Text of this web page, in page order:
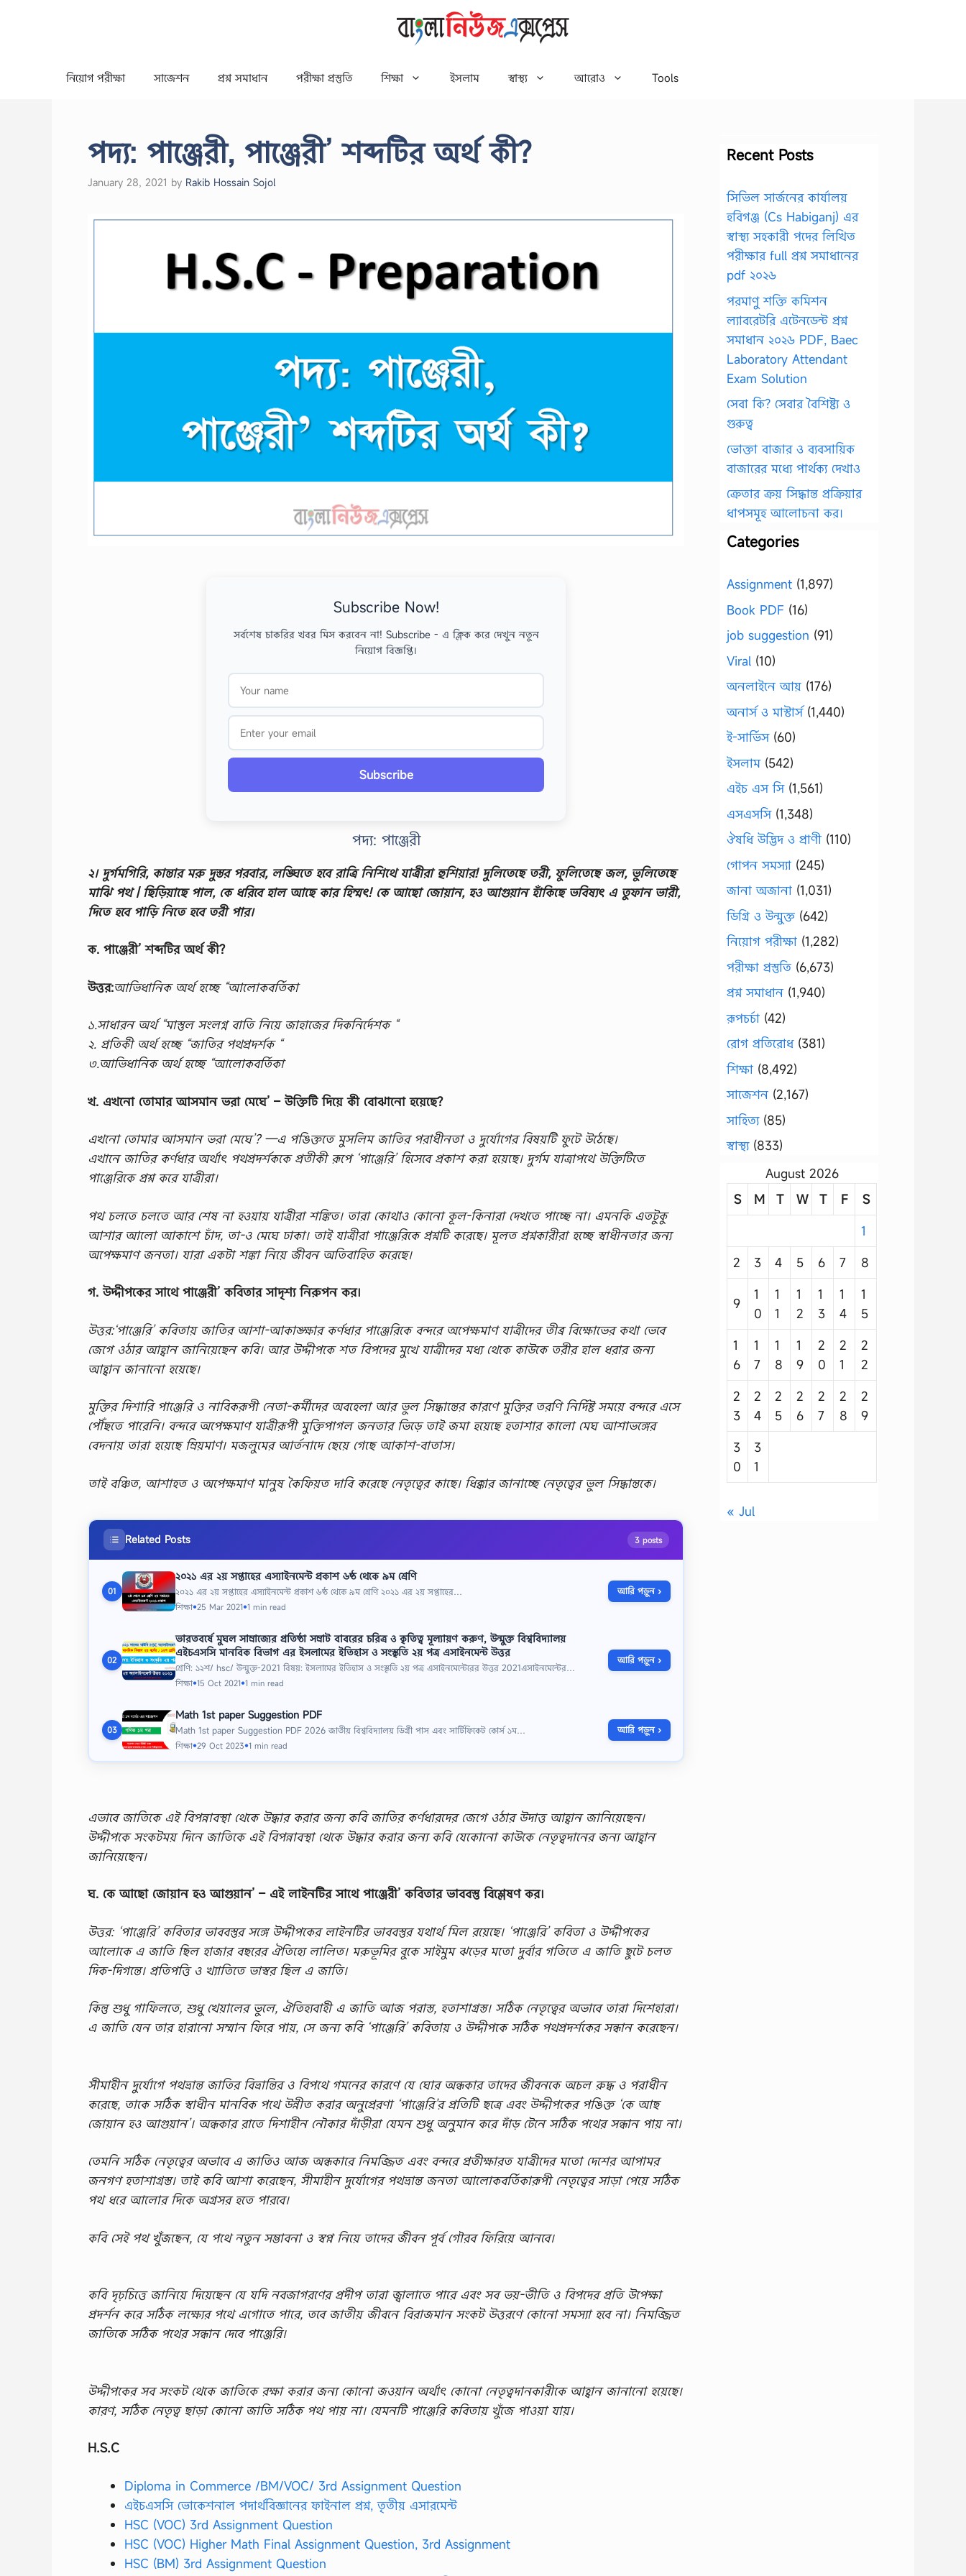
নিয়োগ পরীক্ষা সাজেশন প্রশ্ন সমাধান পরীক্ষা প্রস্তুতি শিক্ষা ইসলাম স্বাস্থ্য আরোও Tools
পদ্য: পাঞ্জেরী, পাঞ্জেরী’ শব্দটির অর্থ কী?
January 28, 2021 by Rakib Hossain Sojol
Subscribe Now!
সর্বশেষ চাকরির খবর মিস করবেন না! Subscribe - এ ক্লিক করে দেখুন নতুন
নিয়োগ বিজ্ঞপ্তি।
Subscribe
পদ্য: পাঞ্জেরী
২। দুর্গমগিরি, কান্তার মরু দুস্তর পরবার, লঙ্ঘিতে হবে রাত্রি নিশিথে যাত্রীরা হুশিয়ার! দুলিতেছে তরী, ফুলিতেছে জল, ভুলিতেছে
মাঝি পথ | ছিড়িয়াছে পাল, কে ধরিবে হাল আছে কার হিম্মৎ! কে আছাে জোয়ান, হও আগুয়ান হাঁকিছে ভবিষ্যৎ এ তুফান ভারী,
দিতে হবে পাড়ি নিতে হবে তরী পার।
ক. পাঞ্জেরী’ শব্দটির অর্থ কী?
উত্তর:আভিধানিক অর্থ হচ্ছে “আলোকবর্তিকা
১.সাধারন অর্থ “মাস্তুল সংলগ্ন বাতি নিয়ে জাহাজের দিকনির্দেশক “
২. প্রতিকী অর্থ হচ্ছে “জাতির পথপ্রদর্শক “
৩.আভিধানিক অর্থ হচ্ছে “আলোকবর্তিকা
খ. এখনাে তােমার আসমান ভরা মেঘে’ – উক্তিটি দিয়ে কী বােঝানাে হয়েছে?
এখনো তোমার আসমান ভরা মেঘে’? —এ পঙিক্ততে মুসলিম জাতির পরাধীনতা ও দুর্যোগের বিষয়টি ফুটে উঠেছে।
এখানে জাতির কর্ণধার অর্থাৎ পথপ্রদর্শককে প্রতীকী রূপে ‘পাঞ্জেরি’ হিসেবে প্রকাশ করা হয়েছে। দুর্গম যাত্রাপথে উক্তিটিতে
পাঞ্জেরিকে প্রশ্ন করে যাত্রীরা।
পথ চলতে চলতে আর শেষ না হওয়ায় যাত্রীরা শঙ্কিত। তারা কোথাও কোনো কূল-কিনারা দেখতে পাচ্ছে না। এমনকি এতটুকু
আশার আলো আকাশে চাঁদ, তা-ও মেঘে ঢাকা। তাই যাত্রীরা পাঞ্জেরিকে প্রশ্নটি করেছে। মূলত প্রশ্নকারীরা হচ্ছে স্বাধীনতার জন্য
অপেক্ষমাণ জনতা। যারা একটা শঙ্কা নিয়ে জীবন অতিবাহিত করেছে।
গ. উদ্দীপকের সাথে পাঞ্জেরী’ কবিতার সাদৃশ্য নিরুপন কর।
উত্তর:‘পাঞ্জেরি’ কবিতায় জাতির আশা-আকাঙ্ক্ষার কর্ণধার পাঞ্জেরিকে বন্দরে অপেক্ষমাণ যাত্রীদের তীব্র বিক্ষোভের কথা ভেবে
জেগে ওঠার আহ্বান জানিয়েছেন কবি। আর উদ্দীপকে শত বিপদের মুখে যাত্রীদের মধ্য থেকে কাউকে তরীর হাল ধরার জন্য
আহ্বান জানানো হয়েছে।
মুক্তির দিশারি পাঞ্জেরি ও নাবিকরূপী নেতা-কর্মীদের অবহেলা আর ভুল সিদ্ধান্তের কারণে মুক্তির তরণি নির্দিষ্ট সময়ে বন্দরে এসে
পৌঁছতে পারেনি। বন্দরে অপেক্ষমাণ যাত্রীরূপী মুক্তিপাগল জনতার ভিড়ে তাই জমা হয়েছে হতাশার কালো মেঘ আশাভঙ্গের
বেদনায় তারা হয়েছে ম্রিয়মাণ। মজলুমের আর্তনাদে ছেয়ে গেছে আকাশ-বাতাস।
তাই বঞ্চিত, আশাহত ও অপেক্ষমাণ মানুষ কৈফিয়ত দাবি করেছে নেতৃত্বের কাছে। ধিক্কার জানাচ্ছে নেতৃত্বের ভুল সিদ্ধান্তকে।
Related Posts 3 posts
01
২০২১ এর ২য় সপ্তাহের এস্যাইনমেন্ট প্রকাশ ৬ষ্ঠ থেকে ৯ম শ্রেণি
২০২১ এর ২য় সপ্তাহের এস্যাইনমেন্ট প্রকাশ ৬ষ্ঠ থেকে ৯ম শ্রেণি ২০২১ এর ২য় সপ্তাহের…
শিক্ষা●25 Mar 2021●1 min read
আরি পড়ুন ›
02
ভারতবর্ষে মুঘল সাম্রাজ্যের প্রতিষ্ঠা সম্রাট বাবরের চরিত্র ও কৃতিত্ব মূল্যায়ণ করুণ, উন্মুক্ত বিশ্ববিদ্যালয়
এইচএসসি মানবিক বিভাগ এর ইসলামের ইতিহাস ও সংস্কৃতি ২য় পত্র এসাইনমেন্ট উত্তর
শ্রেণি: ১২শ/ hsc/ উন্মুক্ত-2021 বিষয়: ইসলামের ইতিহাস ও সংস্কৃতি ২য় পত্র এসাইনমেন্টেরের উত্তর 2021এসাইনমেন্টের…
শিক্ষা●15 Oct 2021●1 min read
আরি পড়ুন ›
03
Math 1st paper Suggestion PDF
Math 1st paper Suggestion PDF 2026 জাতীয় বিশ্ববিদ্যালয় ডিগ্রী পাস এবং সার্টিফিকেট কোর্স ১ম…
শিক্ষা●29 Oct 2023●1 min read
আরি পড়ুন ›
এভাবে জাতিকে এই বিপন্নাবস্থা থেকে উদ্ধার করার জন্য কবি জাতির কর্ণধারদের জেগে ওঠার উদাত্ত আহ্বান জানিয়েছেন।
উদ্দীপকে সংকটময় দিনে জাতিকে এই বিপন্নাবস্থা থেকে উদ্ধার করার জন্য কবি যেকোনো কাউকে নেতৃত্বদানের জন্য আহ্বান
জানিয়েছেন।
ঘ. কে আছাে জোয়ান হও আগুয়ান’ – এই লাইনটির সাথে পাঞ্জেরী’ কবিতার ভাববস্তু বিশ্লেষণ কর।
উত্তর: ‘পাঞ্জেরি’ কবিতার ভাববস্তুর সঙ্গে উদ্দীপকের লাইনটির ভাববস্তুর যথার্থ মিল রয়েছে। ‘পাঞ্জেরি’ কবিতা ও উদ্দীপকের
আলোকে এ জাতি ছিল হাজার বছরের ঐতিহ্যে লালিত। মরুভূমির বুকে সাইমুম ঝড়ের মতো দুর্বার গতিতে এ জাতি ছুটে চলত
দিক-দিগন্তে। প্রতিপত্তি ও খ্যাতিতে ভাস্বর ছিল এ জাতি।
কিন্তু শুধু গাফিলতে, শুধু খেয়ালের ভুলে, ঐতিহ্যবাহী এ জাতি আজ পরাস্ত, হতাশাগ্রস্ত। সঠিক নেতৃত্বের অভাবে তারা দিশেহারা।
এ জাতি যেন তার হারানো সম্মান ফিরে পায়, সে জন্য কবি ‘পাঞ্জেরি’ কবিতায় ও উদ্দীপকে সঠিক পথপ্রদর্শকের সন্ধান করেছেন।
সীমাহীন দুর্যোগে পথভ্রান্ত জাতির বিভ্রান্তির ও বিপথে গমনের কারণে যে ঘোর অন্ধকার তাদের জীবনকে অচল রুদ্ধ ও পরাধীন
করেছে, তাকে সঠিক স্বাধীন মানবিক পথে উন্নীত করার অনুপ্রেরণা ‘পাঞ্জেরি’র প্রতিটি ছত্রে এবং উদ্দীপকের পঙিক্ত ‘কে আছ
জোয়ান হও আগুয়ান’। অন্ধকার রাতে দিশাহীন নৌকার দাঁড়ীরা যেমন শুধু অনুমান করে দাঁড় টেনে সঠিক পথের সন্ধান পায় না।
তেমনি সঠিক নেতৃত্বের অভাবে এ জাতিও আজ অন্ধকারে নিমজ্জিত এবং বন্দরে প্রতীক্ষারত যাত্রীদের মতো দেশের আপামর
জনগণ হতাশাগ্রস্ত। তাই কবি আশা করেছেন, সীমাহীন দুর্যোগের পথভ্রান্ত জনতা আলোকবর্তিকারূপী নেতৃত্বের সাড়া পেয়ে সঠিক
পথ ধরে আলোর দিকে অগ্রসর হতে পারবে।
কবি সেই পথ খুঁজছেন, যে পথে নতুন সম্ভাবনা ও স্বপ্ন নিয়ে তাদের জীবন পূর্ব গৌরব ফিরিয়ে আনবে।
কবি দৃঢ়চিত্তে জানিয়ে দিয়েছেন যে যদি নবজাগরণের প্রদীপ তারা জ্বালাতে পারে এবং সব ভয়-ভীতি ও বিপদের প্রতি উপেক্ষা
প্রদর্শন করে সঠিক লক্ষ্যের পথে এগোতে পারে, তবে জাতীয় জীবনে বিরাজমান সংকট উত্তরণে কোনো সমস্যা হবে না। নিমজ্জিত
জাতিকে সঠিক পথের সন্ধান দেবে পাঞ্জেরি।
উদ্দীপকের সব সংকট থেকে জাতিকে রক্ষা করার জন্য কোনো জওয়ান অর্থাৎ কোনো নেতৃত্বদানকারীকে আহ্বান জানানো হয়েছে।
কারণ, সঠিক নেতৃত্ব ছাড়া কোনো জাতি সঠিক পথ পায় না। যেমনটি পাঞ্জেরি কবিতায় খুঁজে পাওয়া যায়।
H.S.C
Diploma in Commerce /BM/VOC/ 3rd Assignment Question
এইচএসসি ভোকেশনাল পদার্থবিজ্ঞানের ফাইনাল প্রশ্ন, তৃতীয় এসারমেন্ট
HSC (VOC) 3rd Assignment Question
HSC (VOC) Higher Math Final Assignment Question, 3rd Assignment
HSC (BM) 3rd Assignment Question
Recent Posts
সিভিল সার্জনের কার্যালয়
হবিগঞ্জ (Cs Habiganj) এর
স্বাস্থ্য সহকারী পদের লিখিত
পরীক্ষার full প্রশ্ন সমাধানের
pdf ২০২৬
পরমাণু শক্তি কমিশন
ল্যাবরেটরি এটেনডেন্ট প্রশ্ন
সমাধান ২০২৬ PDF, Baec
Laboratory Attendant
Exam Solution
সেবা কি? সেবার বৈশিষ্ট্য ও
গুরুত্ব
ভোক্তা বাজার ও ব্যবসায়িক
বাজারের মধ্যে পার্থক্য দেখাও
ক্রেতার ক্রয় সিদ্ধান্ত প্রক্রিয়ার
ধাপসমূহ আলোচনা কর।
Categories
Assignment (1,897)
Book PDF (16)
job suggestion (91)
Viral (10)
অনলাইনে আয় (176)
অনার্স ও মাস্টার্স(1,440)
ই-সার্ভিস(60)
ইসলাম(542)
এইচ এস সি(1,561)
এসএসসি(1,348)
ঔষধি উদ্ভিদ ও প্রাণী (110)
গোপন সমস্যা (245)
জানা অজানা (1,031)
ডিগ্রি ও উন্মুক্ত (642)
নিয়োগ পরীক্ষা (1,282)
পরীক্ষা প্রস্তুতি (6,673)
প্রশ্ন সমাধান (1,940)
রূপচর্চা (42)
রোগ প্রতিরোধ(381)
শিক্ষা (8,492)
সাজেশন (2,167)
সাহিত্য(85)
স্বাস্থ্য(833)
August 2026
S
M T W T F
S
1
2
3 4 5 6 7 8
9
1
0
1
1
1
2
1
3
1
4
1
5
1
6
1
7
1
8
1
9
2
0
2
1
2
2
2
3
2
4
2
5
2
6
2
7
2
8
2
9
3
0
3
1
« Jul